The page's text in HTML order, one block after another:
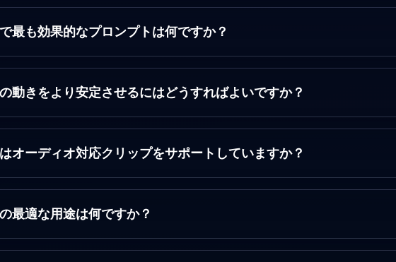
最も効果的なプロンプトは何ですか？
動きをより安定させるにはどうすればよいですか？
オーディオ対応クリップをサポートしていますか？
最適な用途は何ですか？